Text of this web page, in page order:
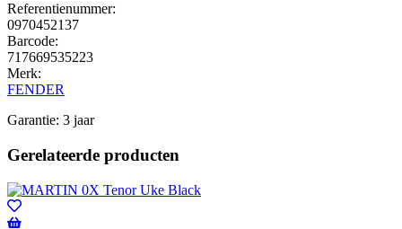
Referentienummer:
0970452137
Barcode:
717669535223
Merk:
FENDER
Garantie: 3 jaar
Gerelateerde producten